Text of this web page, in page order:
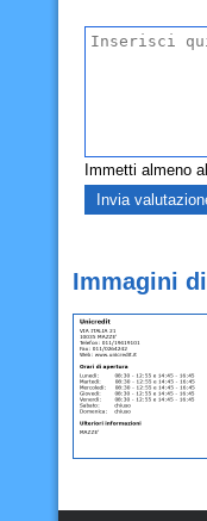
Immetti almeno
Immagini